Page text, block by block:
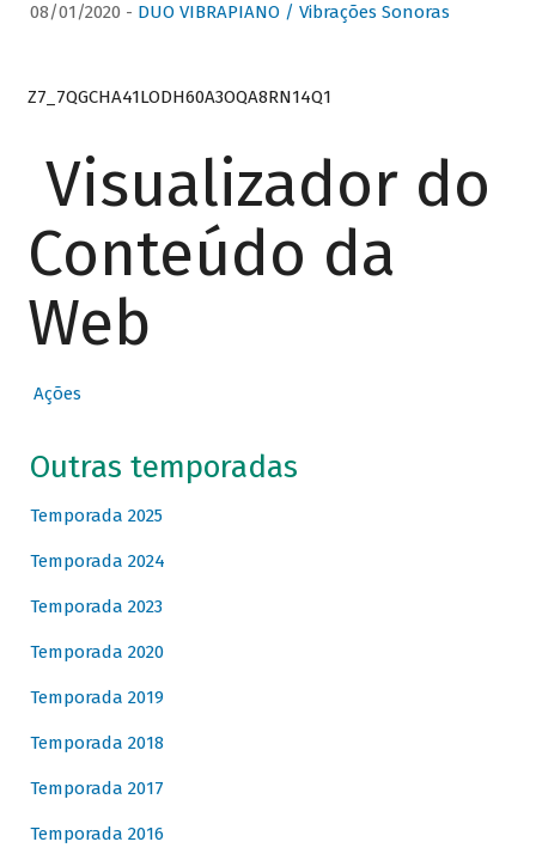
08/01/2020 - DUO VIBRAPIANO / Vibrações Sonoras
Z7_7QGCHA41LODH60A3OQA8RN14Q1
Visualizador do
Conteúdo da
Web
Ações
Outras temporadas
Temporada 2025
Temporada 2024
Temporada 2023
Temporada 2020
Temporada 2019
Temporada 2018
Temporada 2017
Temporada 2016